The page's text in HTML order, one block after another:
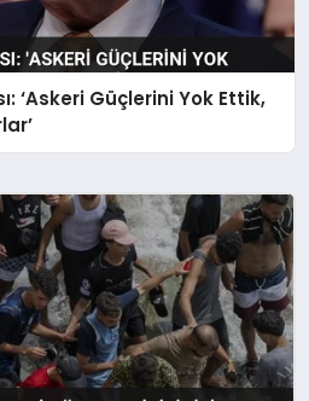
‘Askeri Güçlerini Yok Ettik,